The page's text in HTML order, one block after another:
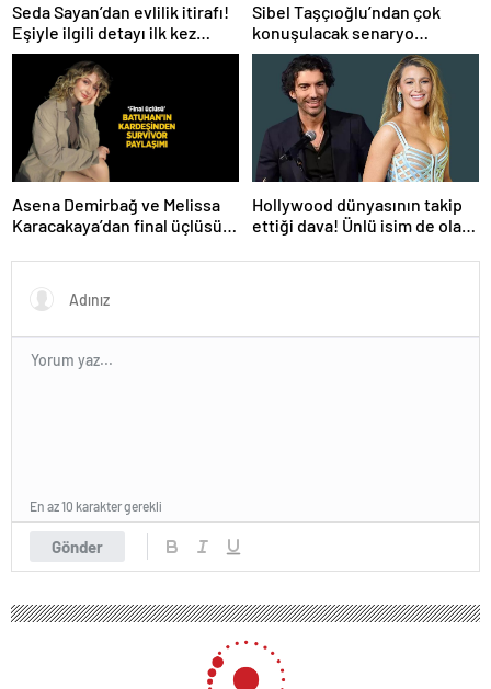
Seda Sayan’dan evlilik itirafı!
Eşiyle ilgili detayı ilk kez
anlattı
Sibel Taşçıoğlu’ndan çok
konuşulacak senaryo
göndermesi! ‘Farklı bir son
düşünürdüm’
Asena Demirbağ ve Melissa
Karacakaya’dan final üçlüsü
Hollywood dünyasının takip
ettiği dava! Ünlü isim de olaya
Gönder
En az 10 karakter gerekli